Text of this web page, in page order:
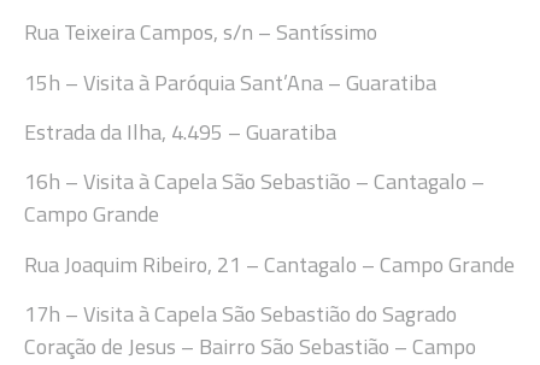
Rua Teixeira Campos, s/n – Santíssimo
15h – Visita à ParóquiaSant’Ana–Guaratiba
Estrada da Ilha, 4.495 –Guaratiba
16h – Visita à Capela São Sebastião – Cantagalo –
Campo Grande
Rua Joaquim Ribeiro, 21 – Cantagalo – Campo Grande
17h – Visita à Capela São Sebastião do Sagrado
Coração de Jesus – Bairro São Sebastião – Campo